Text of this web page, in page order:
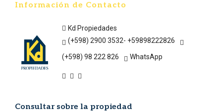
Información de Contacto
Kd Propiedades
(+598) 2900 3532- +59898222826
(+598) 98 222 826 WhatsApp
Consultar sobre la propiedad